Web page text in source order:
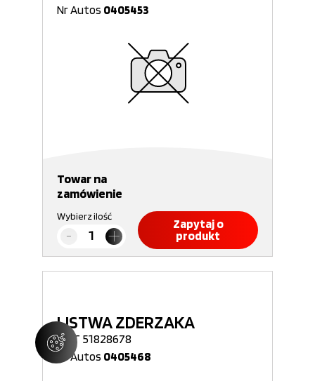
Nr Autos 0405453
Towar na
zamówienie
Wybierz ilość
Zapytaj o
produkt
LISTWA ZDERZAKA
FIAT 51828678
Nr Autos 0405468